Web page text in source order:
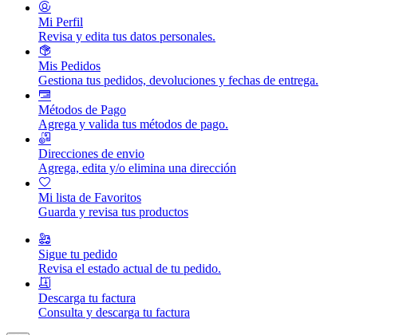
Mi Perfil
Revisa y edita tus datos personales.
Mis Pedidos
Gestiona tus pedidos, devoluciones y fechas de entrega.
Métodos de Pago
Agrega y valida tus métodos de pago.
Direcciones de envio
Agrega, edita y/o elimina una dirección
Mi lista de Favoritos
Guarda y revisa tus productos
Sigue tu pedido
Revisa el estado actual de tu pedido.
Descarga tu factura
Consulta y descarga tu factura